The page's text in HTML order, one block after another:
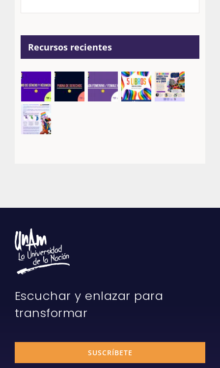
Recursos recientes
Escuchar y enlazar para
transformar
SUSCRÍBETE